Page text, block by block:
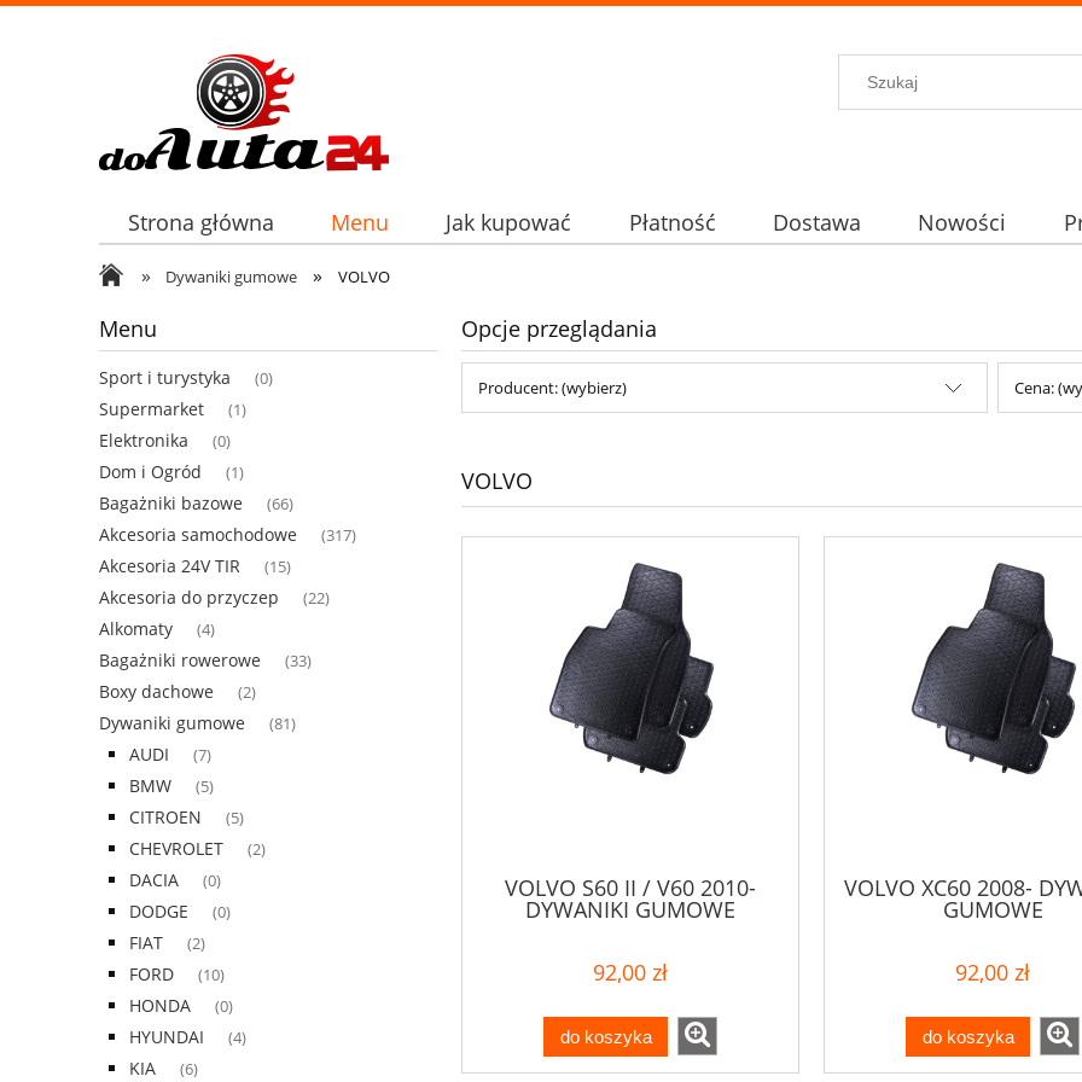
Strona główna Menu Jak kupować Płatność Dostawa Nowości
» Dywaniki gumowe » VOLVO
Menu
Sport i turystyka (0)
Supermarket (1)
Elektronika (0)
Dom i Ogród (1)
Bagażniki bazowe (66)
Akcesoria samochodowe (317)
Akcesoria 24V TIR (15)
Akcesoria do przyczep (22)
Alkomaty (4)
Bagażniki rowerowe (33)
Boxy dachowe (2)
Dywaniki gumowe (81)
AUDI (7)
BMW (5)
CITROEN (5)
CHEVROLET (2)
DACIA (0)
DODGE (0)
FIAT (2)
FORD (10)
HONDA (0)
HYUNDAI (4)
KIA (6)
Opcje przeglądania
Producent: (wybierz) Cena:
VOLVO
VOLVO S60 II / V60 2010-
DYWANIKI GUMOWE
92,00 zł
do koszyka
VOLVO XC60 2008-
GUMOWE
92,00 zł
do koszyka